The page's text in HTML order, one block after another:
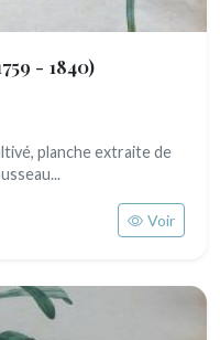
- 1840)
planche extraite de
Voir